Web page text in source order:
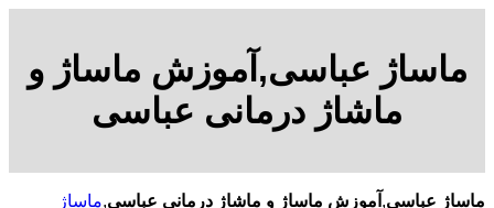
ماساژ عباسی,آموزش ماساژ و
ماشاژ درمانی عباسی
ماساژ عباسی, آموزش ماساژ و ماشاژ درمانی عباسی,ماساژ